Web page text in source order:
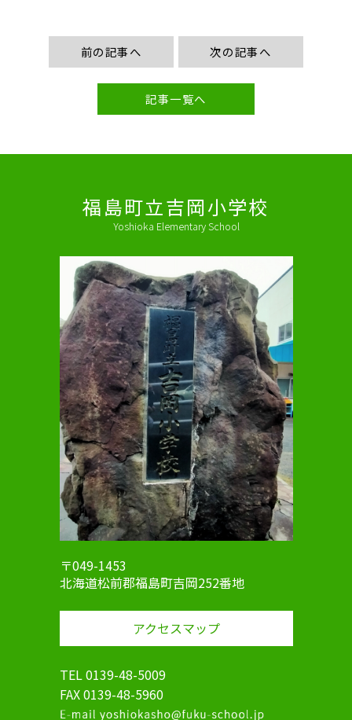
前の記事へ 次の記事へ
記事一覧へ
福島町立吉岡小学校
Yoshioka Elementary School
〒049-1453
北海道松前郡福島町吉岡252番地
アクセスマップ
TEL 0139-48-5009
FAX 0139-48-5960